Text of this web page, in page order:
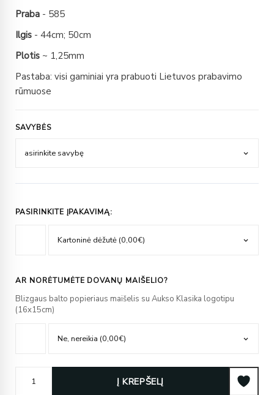
Praba - 585
Ilgis - 44cm; 50cm
Plotis ~ 1,25mm
Pastaba: visi gaminiai yra prabuoti Lietuvos prabavimo
rūmuose
SAVYBĖS
PASIRINKITE ĮPAKAVIMĄ:
AR NORĖTUMĖTE DOVANŲ MAIŠELIO?
Blizgaus balto popieriaus maišelis su Aukso Klasika logotipu
(16x15cm)
Į KREPŠELĮ